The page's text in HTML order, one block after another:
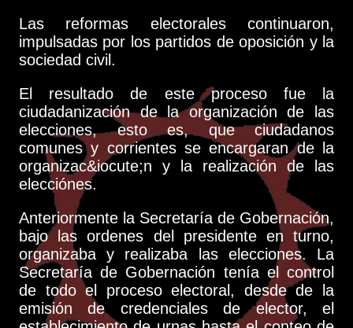
Las reformas electorales continuaron,
impulsadas por los partidos de oposición y la
sociedad civil.
El resultado de este proceso fue la
ciudadanización de la organización de las
elecciones, esto es, que ciudadanos
comunes y corrientes se encargaran de la
organizac&iocute;n y la realización de las
elecciónes.
Anteriormente la Secretaría de Gobernación,
bajo las ordenes del presidente en turno,
organizaba y realizaba las elecciones. La
Secretaría de Gobernación tenía el control
de todo el proceso electoral, desde de la
emisión de credenciales de elector, el